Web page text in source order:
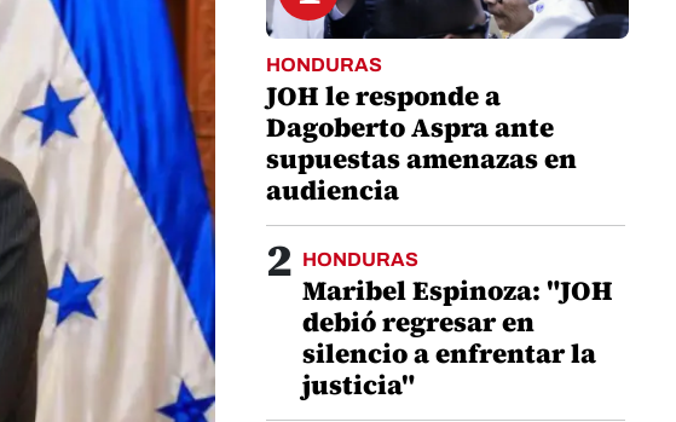
HONDURAS
JOH le responde a
Dagoberto Aspra ante
supuestas amenazas en
audiencia
2 HONDURAS
Maribel Espinoza: "JOH
debió regresar en
silencio a enfrentar la
justicia"